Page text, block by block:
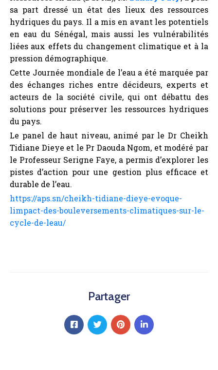
sa part dressé un état des lieux des ressources
hydriques du pays. Il a mis en avant les potentiels
en eau du Sénégal, mais aussi les vulnérabilités
liées aux effets du changement climatique et à la
pression démographique.
Cette Journée mondiale de l’eau a été marquée par
des échanges riches entre décideurs, experts et
acteurs de la société civile, qui ont débattu des
solutions pour préserver les ressources hydriques
du pays.
Le panel de haut niveau, animé par le Dr Cheikh
Tidiane Dieye et le Pr Daouda Ngom, et modéré par
le Professeur Serigne Faye, a permis d’explorer les
pistes d’action pour une gestion plus efficace et
durable de l’eau.
https://aps.sn/cheikh-tidiane-dieye-evoque-
limpact-des-bouleversements-climatiques-sur-le-
cycle-de-leau/
Partager